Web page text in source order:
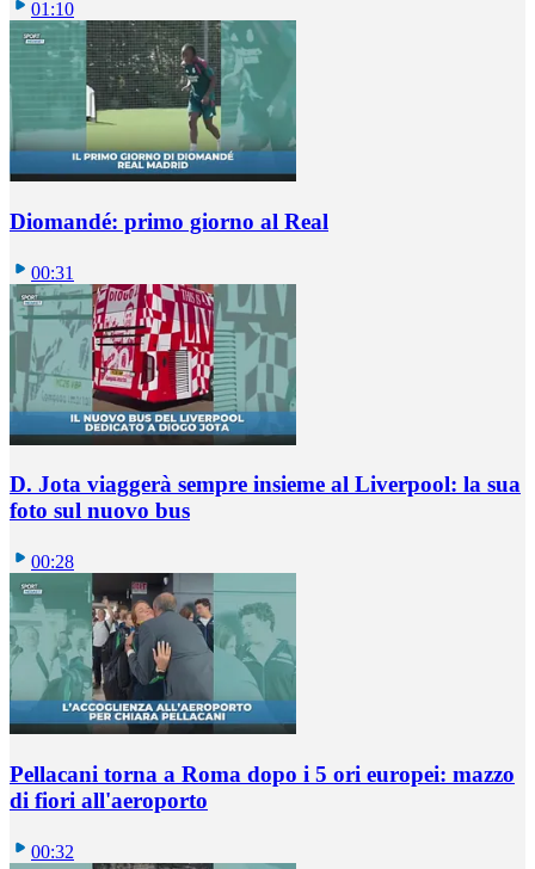
01:10
Diomandé: primo giorno al Real
00:31
D. Jota viaggerà sempre insieme al Liverpool: la sua
foto sul nuovo bus
00:28
Pellacani torna a Roma dopo i 5 ori europei: mazzo
di fiori all'aeroporto
00:32